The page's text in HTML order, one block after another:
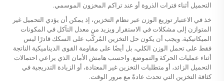
التحميل أثناء فترات الذروة أو عند تراكم المخزون الموسمي.
خذ في الاعتبار توزيع الوزن عبر نظام التخزين، إذ يمكن أن يؤدي التحميل غير
المتوازن إلى مشكلات في الاستقرار ويزيد من معدل التآكل في المكونات
الميكانيكية. ويجب أن يكون حل التخزين المُركَّب على السكك قادرًا ليس
فقط على تحمل الوزن الكلي، بل أيضًا على مقاومة القوى الديناميكية الناتجة
أثناء عمليات الحركة والتموضع. واحسب هامش الأمان الذي يراعي احتمالات
التحميل الزائد، أو متطلبات التخزين غير المعتادة، أو الزيادة التدريجية في
كثافة التخزين التي تحدث عادةً مع مرور الوقت.